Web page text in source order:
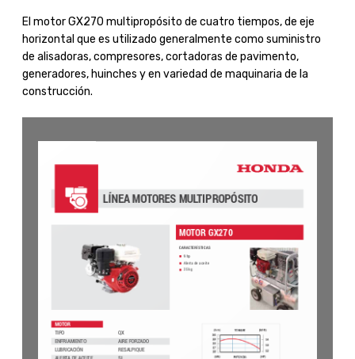
El motor GX270 multipropósito de cuatro tiempos, de eje
horizontal que es utilizado generalmente como suministro
de alisadoras, compresores, cortadoras de pavimento,
generadores, huinches y en variedad de maquinaria de la
construcción.